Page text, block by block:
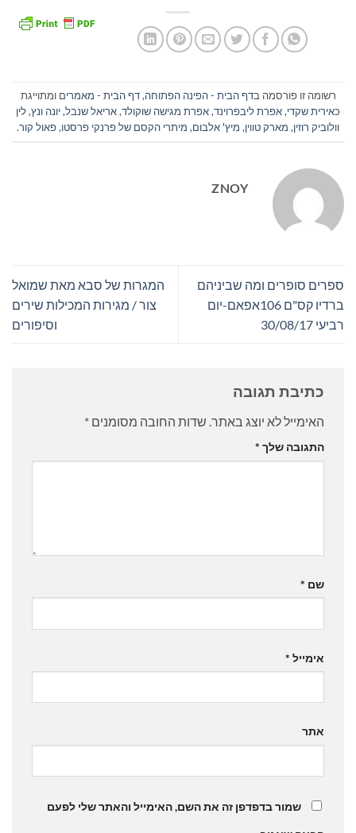
רשומה זו פורסמה בדף הבית - הפינה הפתוחה,דף הבית - מאמרים ומתוייגת
כאירית שקדי,אפרת ליבפרוינד,אפרת מגישה שוקולד,אריאל שנבל,יונה ונץ,לין
וולוביק רוזין, מארק טווין, מיץ' אלבום, מיתרי הקסם של פרנקי פרסטו,פאול קור.
ZNOY
ספרים סופרים ומה שביניהם
ברדיו קס"ם 106אפאם-יום
רביעי 30/08/17
המגרות של סבא מאת שמואל
צור / מגירות המכילות שירים
וסיפורים
כתיבת תגובה
האימייל לא יוצג באתר. שדות החובה מסומנים *
התגובה שלך *
שם *
אימייל *
אתר
שמור בדפדפן זה את השם, האימייל והאתר שלי לפעם